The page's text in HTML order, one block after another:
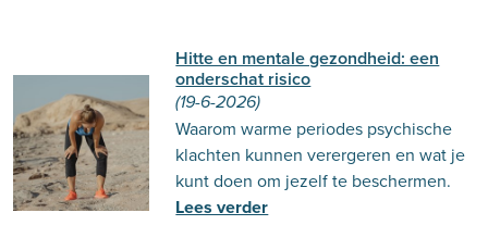
Hitte en mentale gezondheid: een
onderschat risico
(19-6-2026)
Waarom warme periodes psychische
klachten kunnen verergeren en wat je
kunt doen om jezelf te beschermen.
Lees verder